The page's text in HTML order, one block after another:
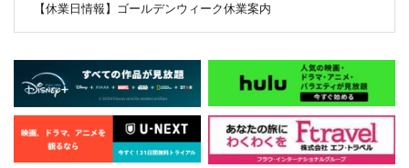
【休業日情報】ゴールデンウィーク休業案内